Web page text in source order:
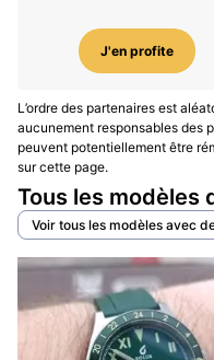
J'en profite
L’ordre des partenaires est
aucunement responsables des
peuvent potentiellement être
sur cette page.
Tous les modèles
Voir tous les modèles avec